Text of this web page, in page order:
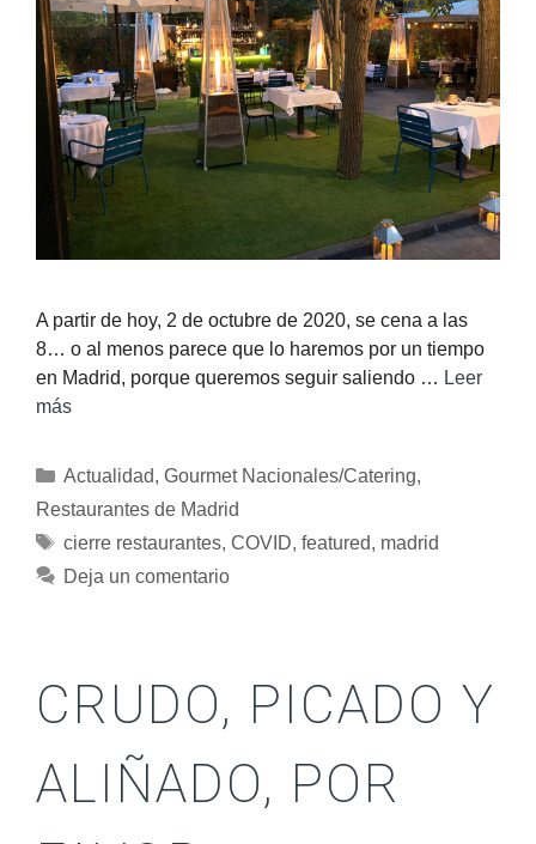
A partir de hoy, 2 de octubre de 2020, se cena a las
8… o al menos parece que lo haremos por un tiempo
en Madrid, porque queremos seguir saliendo … Leer
más
Actualidad, Gourmet Nacionales/Catering,
Restaurantes de Madrid
cierre restaurantes, COVID, featured, madrid
Deja un comentario
CRUDO, PICADO Y
ALIÑADO, POR